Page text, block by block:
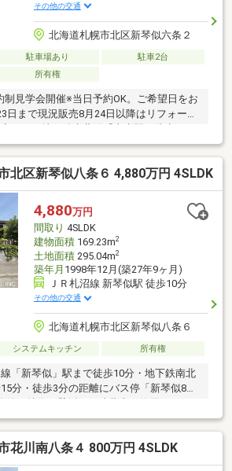
その他の交通
北海道札幌市北区新琴似六条２
駐車場あり
駐車2台
所有権
見学会開催※当日予約OK。ご希望日をお
日まで現況販売8月24日以降はリフォーム
です。地下鉄南北線「麻生駅」徒歩１０
８分とダブルアクセス可能な好立地住
似中学校まで徒歩５分。東光ストア麻生
イレブン札幌琴似６条東店まで徒歩3分。
。車で２分です。徒歩10分圏内に駅、学
ンビニが揃う生活環境の良い立地です。
北区新琴似八条６ 4,880万円 4SLDK
4,880万円
間取り 4SLDK
建物面積169.23m2
土地面積295.04m2
築年月 1998年12月(築27年9ヶ月)
ＪＲ札沼線 新琴似駅 徒歩10分
その他の交通
北海道札幌市北区新琴似八条６
システムキッチン 所有権
「新琴似」駅まで徒歩10分・地下鉄南北
分・徒歩3分の距離にバス停「新琴似8条
。また、ご自身でお手入れすることも可
レ、キッチン、洗面所があります。・土地
々としております。・カースペース2台
あり）・納戸や食品庫があり、収納スペ
花川南八条４ 800万円 4SLDK